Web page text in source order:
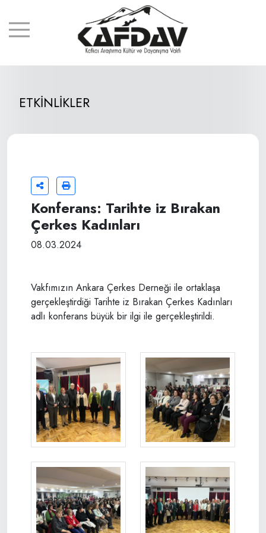
ETKİNLİKLER
Konferans: Tarihte iz Bırakan
Çerkes Kadınları
08.03.2024
Vakfımızın Ankara Çerkes Derneği ile ortaklaşa
gerçekleştirdiği Tarihte iz Bırakan Çerkes Kadınları
adlı konferans büyük bir ilgi ile gerçekleştirildi.
Tarihte İz Bırakan Çerkes KadınlarıTarihte İz Bırakan Çerkes